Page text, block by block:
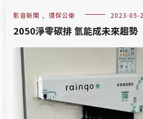
影音新聞 , 環保公衛 2023-05-
2050淨零碳排 氫能成未來趨勢